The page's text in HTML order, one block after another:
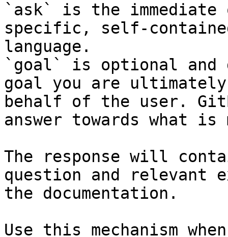
`ask` is the
specific, self-
language.
`goal` is optional and
goal you are
behalf of the user.
answer towards what
The response will
question and relevant
the documentation.
Use this mechanism